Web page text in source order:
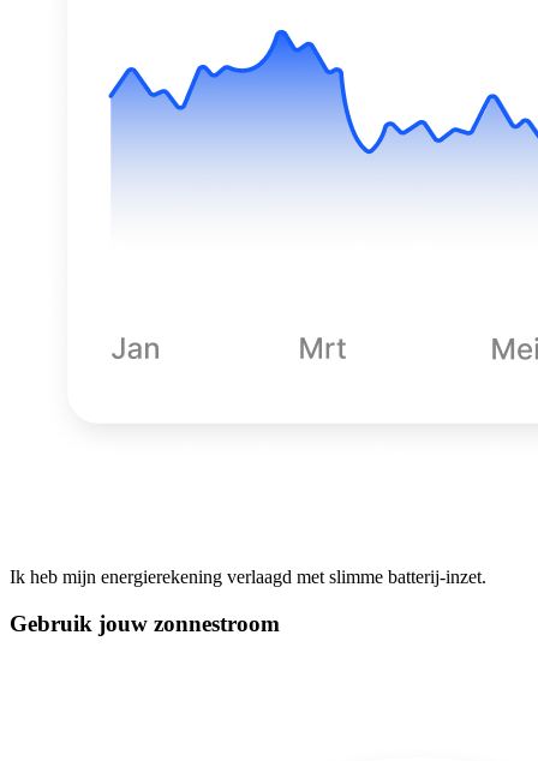
Ik heb mijn energierekening verlaagd met slimme batterij-inzet.
Gebruik jouw zonnestroom